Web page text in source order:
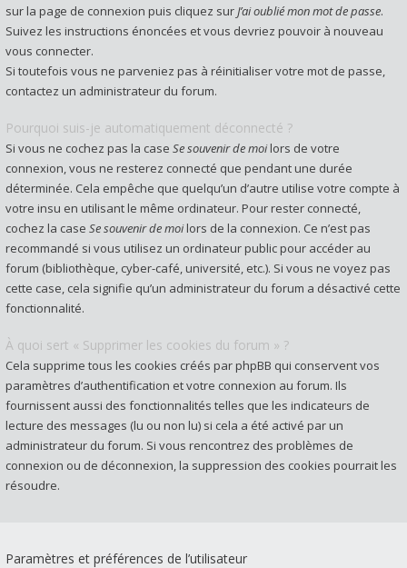
sur la page de connexion puis cliquez surJ’ai oublié mon mot de passe.
Suivez les instructions énoncées et vous devriez pouvoir à nouveau
vous connecter.
Si toutefois vous ne parveniez pas à réinitialiser votre mot de passe,
contactez un administrateur du forum.
Pourquoi suis-je automatiquement déconnecté ?
Si vous ne cochez pas la case Se souvenir de moilors de votre
connexion, vous ne resterez connecté que pendant une durée
déterminée. Cela empêche que quelqu’un d’autre utilise votre compte à
votre insu en utilisant le même ordinateur. Pour rester connecté,
cochez la case Se souvenir de moilors de la connexion. Ce n’est pas
recommandé si vous utilisez un ordinateur public pour accéder au
forum (bibliothèque, cyber-café, université, etc.). Si vous ne voyez pas
cette case, cela signifie qu’un administrateur du forum a désactivé cette
fonctionnalité.
À quoi sert « Supprimer les cookies du forum » ?
Cela supprime tous les cookies créés par phpBB qui conservent vos
paramètres d’authentification et votre connexion au forum. Ils
fournissent aussi des fonctionnalités telles que les indicateurs de
lecture des messages (lu ou non lu) si cela a été activé par un
administrateur du forum. Si vous rencontrez des problèmes de
connexion ou de déconnexion, la suppression des cookies pourrait les
résoudre.
Paramètres et préférences de l’utilisateur